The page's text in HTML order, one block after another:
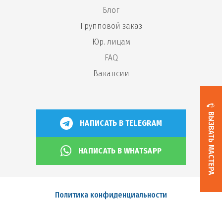
ВЫЗВАТЬ МАСТЕРА
Блог
Групповой заказ
Юр. лицам
FAQ
Вакансии
НАПИСАТЬ В TELEGRAM
НАПИСАТЬ В WHATSAPP
Политика конфиденциальности